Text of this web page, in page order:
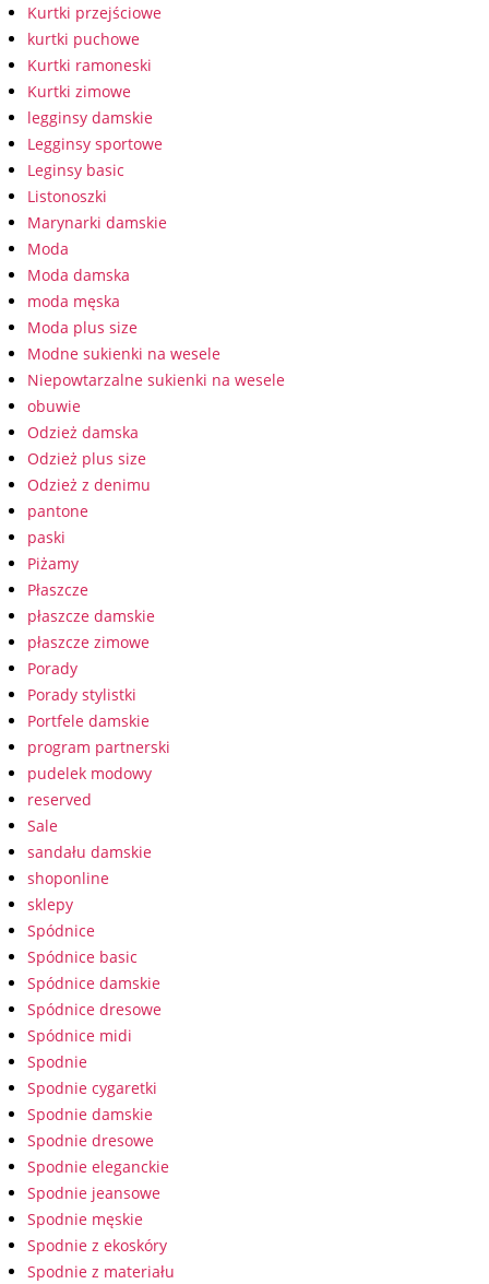
Kurtki przejściowe
kurtki puchowe
Kurtki ramoneski
Kurtki zimowe
legginsy damskie
Legginsy sportowe
Leginsy basic
Listonoszki
Marynarki damskie
Moda
Moda damska
moda męska
Moda plus size
Modne sukienki na wesele
Niepowtarzalne sukienki na wesele
obuwie
Odzież damska
Odzież plus size
Odzież z denimu
pantone
paski
Piżamy
Płaszcze
płaszcze damskie
płaszcze zimowe
Porady
Porady stylistki
Portfele damskie
program partnerski
pudelek modowy
reserved
Sale
sandału damskie
shoponline
sklepy
Spódnice
Spódnice basic
Spódnice damskie
Spódnice dresowe
Spódnice midi
Spodnie
Spodnie cygaretki
Spodnie damskie
Spodnie dresowe
Spodnie eleganckie
Spodnie jeansowe
Spodnie męskie
Spodnie z ekoskóry
Spodnie z materiału